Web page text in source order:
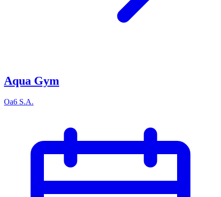
Aqua Gym
Oa6 S.A.